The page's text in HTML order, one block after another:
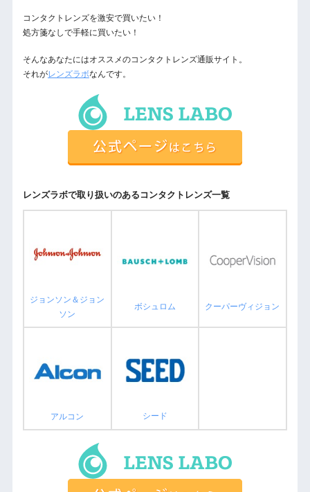
コンタクトレンズを激安で買いたい！
処方箋なしで手軽に買いたい！
そんなあなたにはオススメのコンタクトレンズ通販サイト。
それがレンズラボなんです。
レンズラボで取り扱いのあるコンタクトレンズ一覧
ジョンソン＆ジョン
ソン
ボシュロム クーパーヴィジョン
アルコン シード